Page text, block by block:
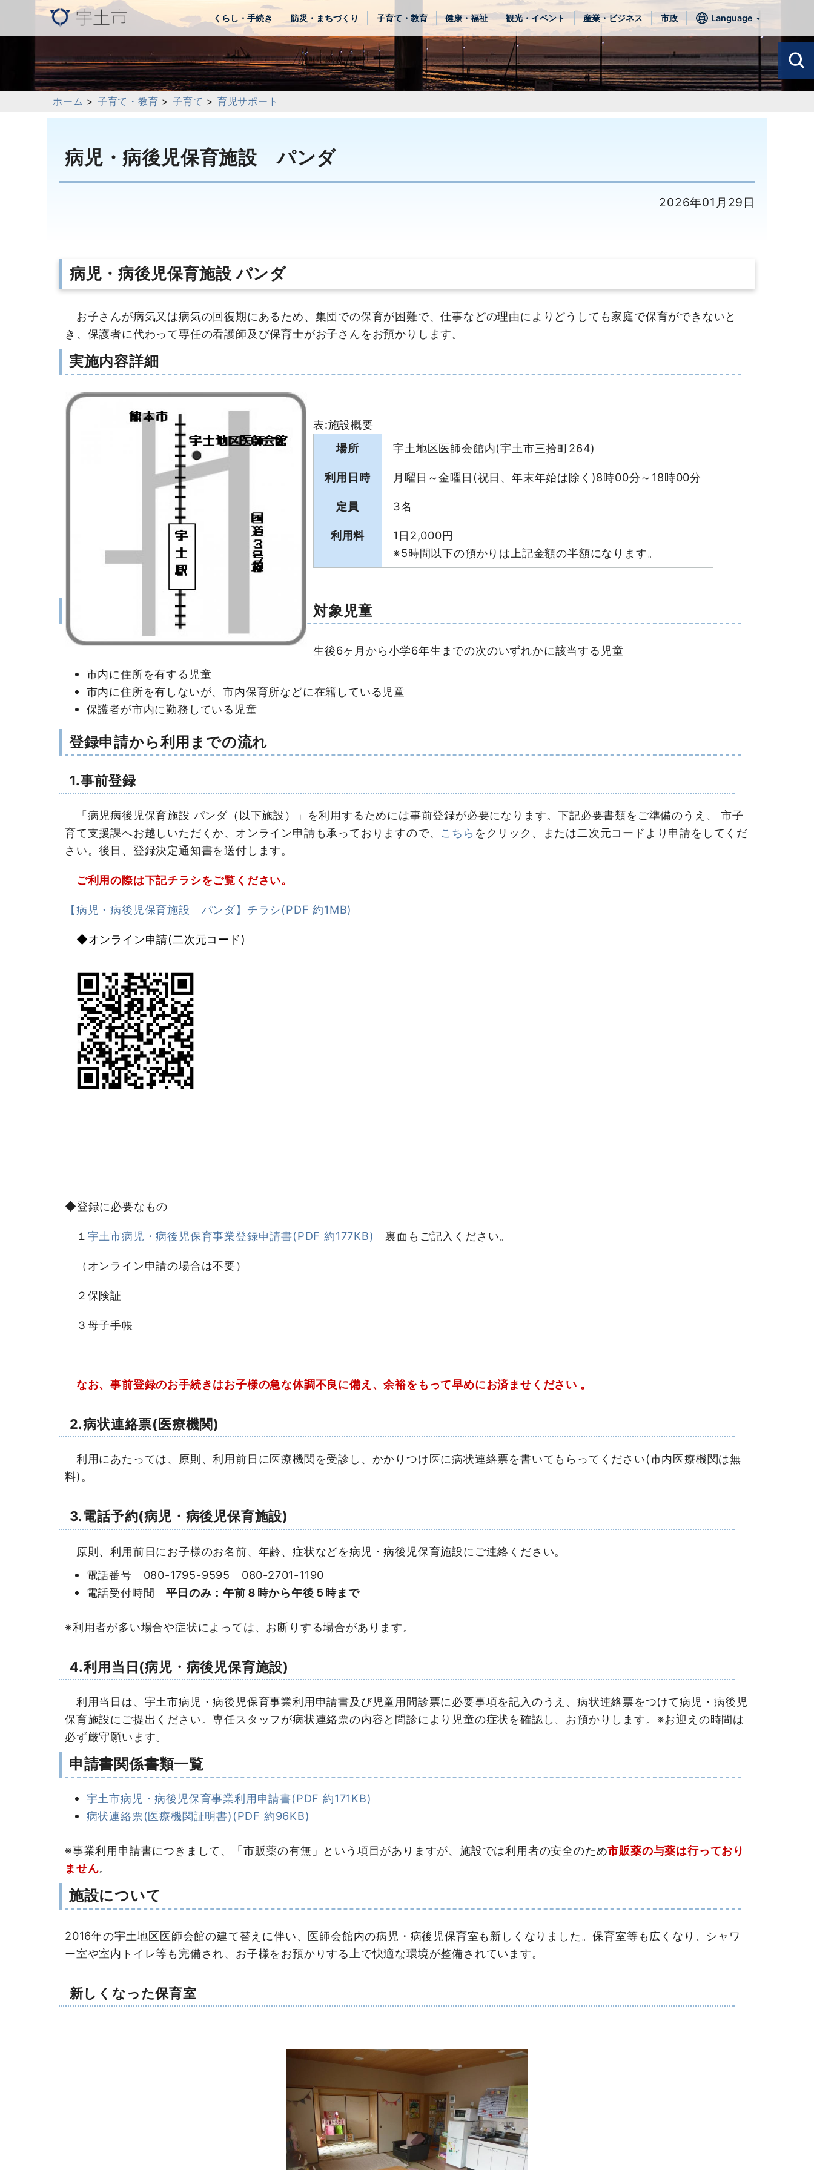
くらし・手続き 防災・まちづくり 子育て・教育 健康・福祉 観光・イベント 産業・ビジネス 市政 Language
ホーム > 子育て・教育 >子育て > 育児サポート
病児・病後児保育施設 パンダ
2026年01月29日
病児・病後児保育施設 パンダ
お子さんが病気又は病気の回復期にあるため、集団での保育が困難で、仕事などの理由によりどうしても家庭で保育ができないと
き、保護者に代わって専任の看護師及び保育士がお子さんをお預かりします。
実施内容詳細
表:施設概要
場所
宇土地区医師会館内(宇土市三拾町264)
利用日時 月曜日～金曜日(祝日、年末年始は除く)8時00分～18時00分
定員 3名
利用料
1日2,000円
※5時間以下の預かりは上記金額の半額になります。
対象児童
生後6ヶ月から小学6年生までの次のいずれかに該当する児童
市内に住所を有する児童
市内に住所を有しないが、市内保育所などに在籍している児童
保護者が市内に勤務している児童
登録申請から利用までの流れ
1.事前登録
「病児病後児保育施設 パンダ（以下施設）」を利用するためには事前登録が必要になります。下記必要書類をご準備のうえ、 市子
育て支援課へお越しいただくか、オンライン申請も承っておりますので、 こちら をクリック、または二次元コードより申請をしてくだ
さい。後日、登録決定通知書を送付します。
ご利用の際は下記チラシをご覧ください。
【病児・病後児保育施設 パンダ】チラシ(PDF 約1MB)
◆オンライン申請(二次元コード)
◆登録に必要なもの
１ 宇土市病児・病後児保育事業登録申請書(PDF 約177KB) 裏面もご記入ください。
（オンライン申請の場合は不要）
２保険証
３母子手帳
なお、事前登録のお手続きはお子様の急な体調不良に備え、余裕をもって早めにお済ませください 。
2.病状連絡票(医療機関)
利用にあたっては、原則、利用前日に医療機関を受診し、かかりつけ医に病状連絡票を書いてもらってください(市内医療機関は無
料)。
3.電話予約(病児・病後児保育施設)
原則、利用前日にお子様のお名前、年齢、症状などを病児・病後児保育施設にご連絡ください。
電話番号 080-1795-9595 080-2701-1190
電話受付時間平日のみ：午前８時から午後５時まで
※利用者が多い場合や症状によっては、お断りする場合があります。
4.利用当日(病児・病後児保育施設)
利用当日は、宇土市病児・病後児保育事業利用申請書及び児童用問診票に必要事項を記入のうえ、病状連絡票をつけて病児・病後児
保育施設にご提出ください。専任スタッフが病状連絡票の内容と問診により児童の症状を確認し、お預かりします。※お迎えの時間は
必ず厳守願います。
申請書関係書類一覧
宇土市病児・病後児保育事業利用申請書(PDF 約171KB)
病状連絡票(医療機関証明書)(PDF 約96KB)
※事業利用申請書につきまして、「市販薬の有無」という項目がありますが、施設では利用者の安全のため市販薬の与薬は行っており
ません。
施設について
2016年の宇土地区医師会館の建て替えに伴い、医師会館内の病児・病後児保育室も新しくなりました。保育室等も広くなり、シャワ
ー室や室内トイレ等も完備され、お子様をお預かりする上で快適な環境が整備されています。
新しくなった保育室